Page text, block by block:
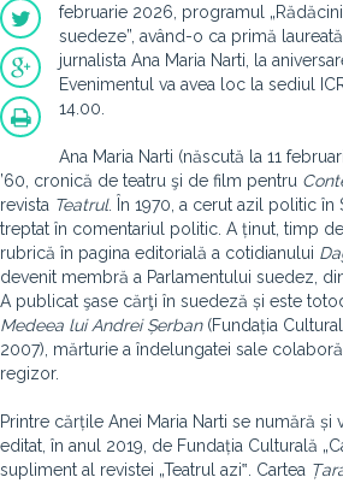
februarie 2026, programul
suedeze”, având-o ca primă
jurnalista Ana Maria Narti, la
Evenimentul va avea loc la sediul
14.00.
Ana Maria Narti (născută la 11
’60, cronică de teatru şi de film pentru
revista Teatrul. În 1970, a cerut azil politic
treptat în comentariul politic. A ținut, timp
rubrică în pagina editorială a cotidianului
devenit membră a Parlamentului suedez,
A publicat şase cărţi în suedeză și este
Medeea lui Andrei Șerban(Fundația
2007), mărturie a îndelungatei sale
regizor.
Printre cărțile Anei Maria Narti se numără și
editat, în anul 2019, de Fundația Culturală
supliment al revistei „Teatrul azi‟. Cartea